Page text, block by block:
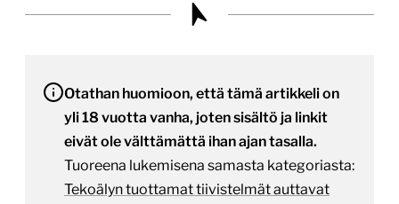
Otathan huomioon, että tämä artikkeli on
yli 18 vuotta vanha, joten sisältö ja linkit
eivät ole välttämättä ihan ajan tasalla.
Tuoreena lukemisena samasta kategoriasta:
Tekoälyn tuottamat tiivistelmät auttavat